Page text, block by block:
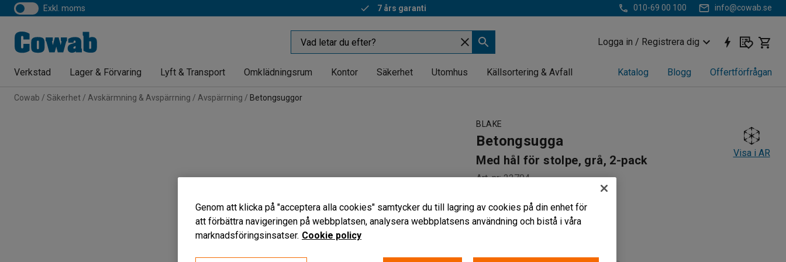
exkl. moms 7 års garanti 010-69 00 100 info@cowab.se
Logga in / Registrera dig
Verkstad Lager & Förvaring Lyft & Transport Omklädningsrum Kontor Säkerhet Utomhus Källsortering & Avfall Katalog Blogg Offertförfrågan
Cowab Säkerhet Avskärmning & Avspärrning Avspärrning Betongsuggor
BLAKE
Betongsugga
Med hål för stolpe, grå, 2-pack
Art. nr:22704
Visa i AR
Betongsugga
EUR-pall
Reflexer
Genom att klicka på "acceptera alla cookies" samtycker du till lagring av cookies på din enhet för
att förbättra navigeringen på webbplatsen, analysera webbplatsens användning och bistå i våra
marknadsföringsinsatser. Cookie policy